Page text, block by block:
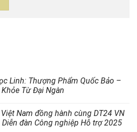
Linh: Thượng Phẩm Quốc Bảo –
Từ Đại Ngàn
Nam đồng hành cùng DT24 VN
đàn Công nghiệp Hỗ trợ 2025